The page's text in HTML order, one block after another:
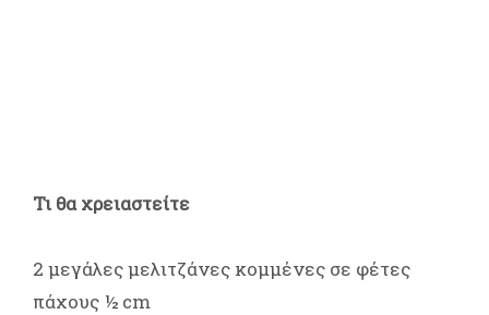
Τι θα χρειαστείτε
2 μεγάλες μελιτζάνες κομμένες σε φέτες
πάχους ½ cm